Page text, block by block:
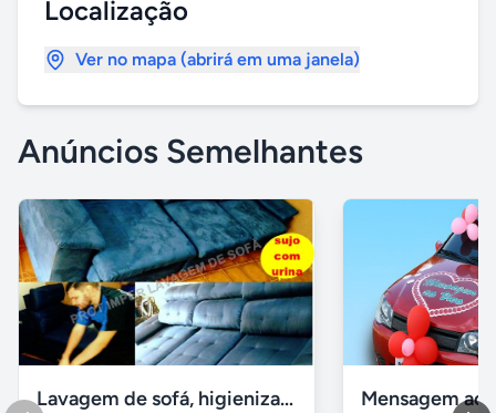
Localização
Ver no mapa (abrirá em uma janela)
Anúncios Semelhantes
Lavagem de sofá, higienização sofá, Impermeabilização